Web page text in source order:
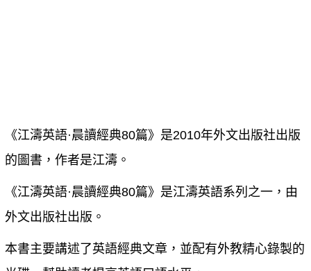
《江濤英語·晨讀經典80篇》是2010年外文出版社出版
的圖書，作者是江濤。
《江濤英語·晨讀經典80篇》是江濤英語系列之一，由
外文出版社出版。
本書主要講述了英語經典文章，並配有外教精心錄製的